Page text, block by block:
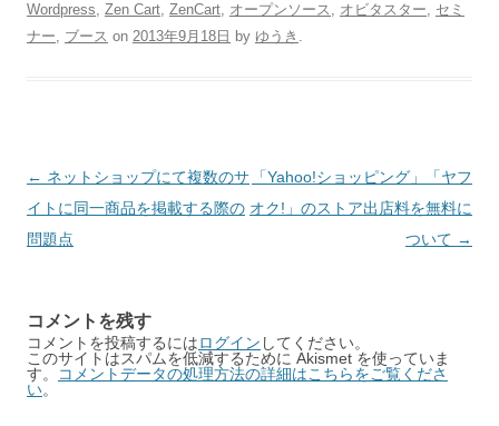
Wordpress, Zen Cart, ZenCart, オープンソース , オビタスター, セミ
ナー, ブース on 2013年9月18日 by ゆうき .
Post
navigation
← ネットショップにて複数のサ
イトに同一商品を掲載する際の
問題点
「Yahoo!ショッピング」「ヤフ
オク!」のストア出店料を無料に
ついて →
コメントを残す
コメントを投稿するにはログイン してください。
このサイトはスパムを低減するために Akismet を使っていま
す。
コメントデータの処理方法の詳細はこちらをご覧くださ
い。